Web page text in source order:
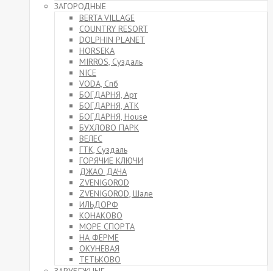
ЗАГОРОДНЫЕ
BERTA VILLAGE
COUNTRY RESORT
DOLPHIN PLANET
HORSEKA
MIRROS, Суздаль
NICE
VODA, Спб
БОГДАРНЯ, Арт
БОГДАРНЯ, АТК
БОГДАРНЯ, House
БУХЛОВО ПАРК
ВЕЛЕС
ГТК, Суздаль
ГОРЯЧИЕ КЛЮЧИ
ДЖАО ДАЧА
ZVENIGOROD
ZVENIGOROD, Шале
ИЛЬДОРФ
КОНАКОВО
МОРЕ СПОРТА
НА ФЕРМЕ
ОКУНЕВАЯ
ТЕТЬКОВО